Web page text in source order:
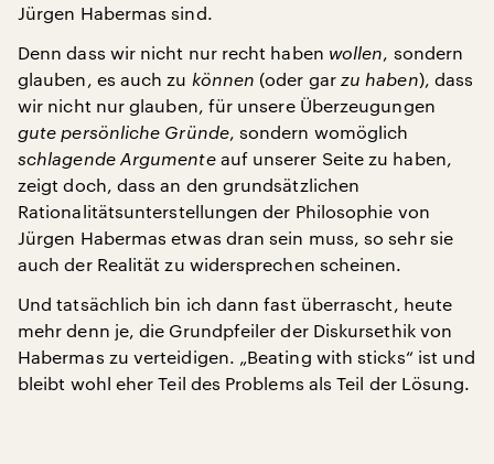
Jürgen Habermas sind.
Denn dass wir nicht nur recht haben wollen , sondern
glauben, es auch zu können (oder gar zu haben), dass
wir nicht nur glauben, für unsere Überzeugungen
gute persönliche Gründe, sondern womöglich
schlagende Argumenteauf unserer Seite zu haben,
zeigt doch, dass an den grundsätzlichen
Rationalitätsunterstellungen der Philosophie von
Jürgen Habermas etwas dran sein muss, so sehr sie
auch der Realität zu widersprechen scheinen.
Und tatsächlich bin ich dann fast überrascht, heute
mehr denn je, die Grundpfeiler der Diskursethik von
Habermas zu verteidigen. „Beating with sticks“ ist und
bleibt wohl eher Teil des Problems als Teil der Lösung.